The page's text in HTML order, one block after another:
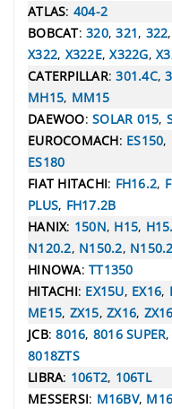
ATLAS: 404-2
BOBCAT: 320,321, 322,
X322, X322E,X322G,
CATERPILLAR:301.4C,
MH15, MM15
DAEWOO: SOLAR 015,
EUROCOMACH: ES150,
ES180
FIAT HITACHI: FH16.2,
PLUS, FH17.2B
HANIX: 150N, H15,
N120.2, N150.2,
HINOWA: TT1350
HITACHI: EX15U, EX16,
ME15, ZX15, ZX16,
JCB:8016, 8016 SUPER,
8018ZTS
LIBRA: 106T2, 106TL
MESSERSI: M16BV,